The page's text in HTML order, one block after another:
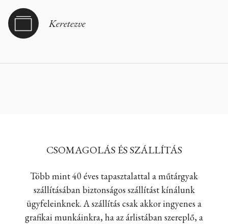
Keretezve
CSOMAGOLÁS ÉS SZÁLLÍTÁS
Több mint 40 éves tapasztalattal a műtárgyak
szállításában biztonságos szállítást kínálunk
ügyfeleinknek. A szállítás csak akkor ingyenes a
grafikai munkáinkra, ha az árlistában szereplő, a